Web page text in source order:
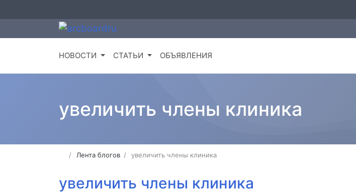
НОВОСТИ СТАТЬИ ОБЪЯВЛЕНИЯ
увеличить члены клиника
Лента блогов увеличить члены клиника
увеличить члены клиника